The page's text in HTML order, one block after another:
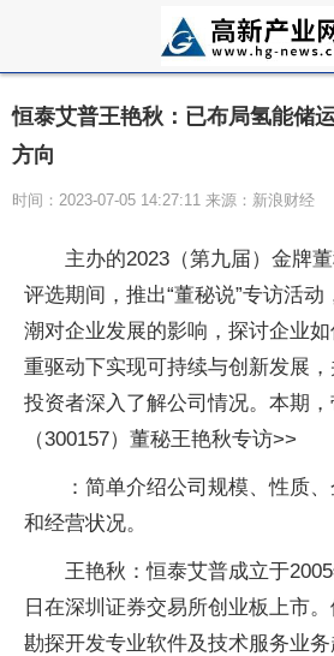
恒泰艾普王艳秋：已布局氢能储
方向
时间：2023-07-05 14:27:11 来源：新浪财经
主办的2023（第九届）金牌
评选期间，推出“董秘说”专访活
潮对企业发展的影响，探讨企业
重驱动下实现可持续与创新发展
投资者深入了解公司情况。本期
（300157）董秘王艳秋专访>>
：简单介绍公司规模、性质
和经营状况。
王艳秋：恒泰艾普成立于
日在深圳证券交易所创业板上市
勘探开发专业软件及技术服务业